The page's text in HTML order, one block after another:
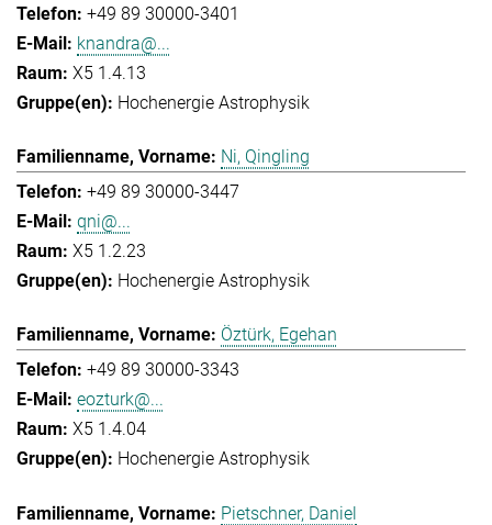
+49 89 30000-3401
knandra@...
X5 1.4.13
Hochenergie Astrophysik
Ni, Qingling
+49 89 30000-3447
qni@...
X5 1.2.23
Hochenergie Astrophysik
Öztürk, Egehan
+49 89 30000-3343
eozturk@...
X5 1.4.04
Hochenergie Astrophysik
Pietschner, Daniel